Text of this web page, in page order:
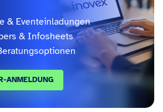
& Eventeinladungen
& Infosheets
ANMELDUNG